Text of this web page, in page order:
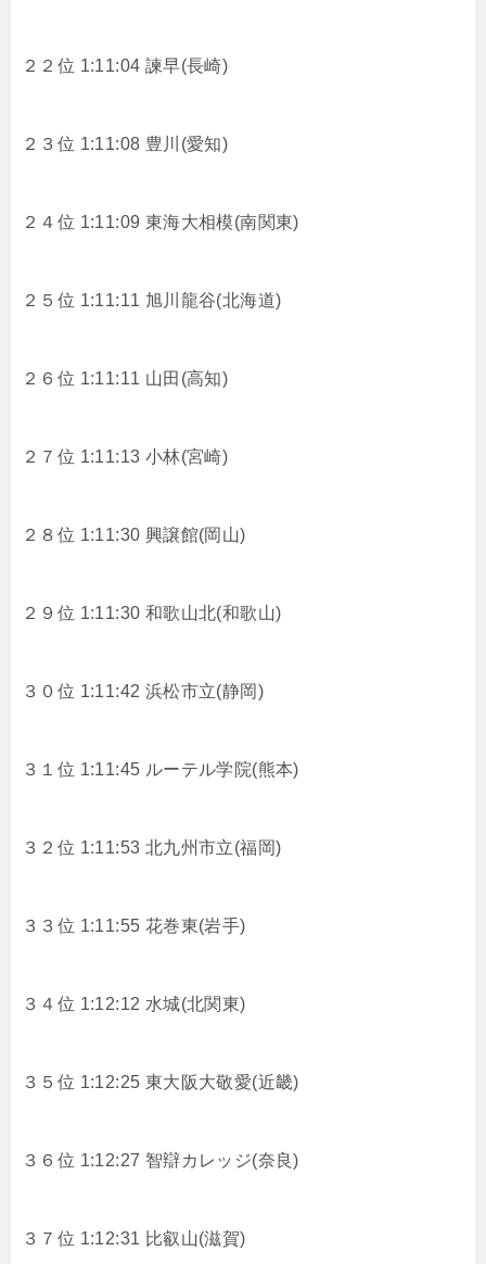
２２位 1:11:04 諫早(長崎)
２３位 1:11:08 豊川(愛知)
２４位 1:11:09 東海大相模(南関東)
２５位 1:11:11 旭川龍谷(北海道)
２６位 1:11:11 山田(高知)
２７位 1:11:13 小林(宮崎)
２８位 1:11:30 興譲館(岡山)
２９位 1:11:30 和歌山北(和歌山)
３０位 1:11:42 浜松市立(静岡)
３１位 1:11:45 ルーテル学院(熊本)
３２位 1:11:53 北九州市立(福岡)
３３位 1:11:55 花巻東(岩手)
３４位 1:12:12 水城(北関東)
３５位 1:12:25 東大阪大敬愛(近畿)
３６位 1:12:27 智辯カレッジ(奈良)
３７位 1:12:31 比叡山(滋賀)